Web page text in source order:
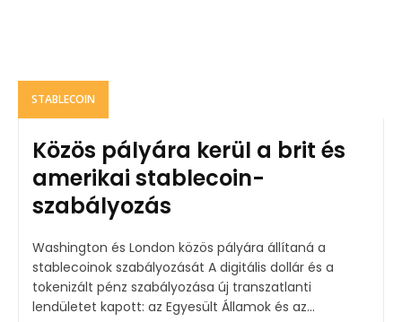
STABLECOIN
Közös pályára kerül a brit és
amerikai stablecoin-
szabályozás
Washington és London közös pályára állítaná a
stablecoinok szabályozását A digitális dollár és a
tokenizált pénz szabályozása új transzatlanti
lendületet kapott: az Egyesült Államok és az...